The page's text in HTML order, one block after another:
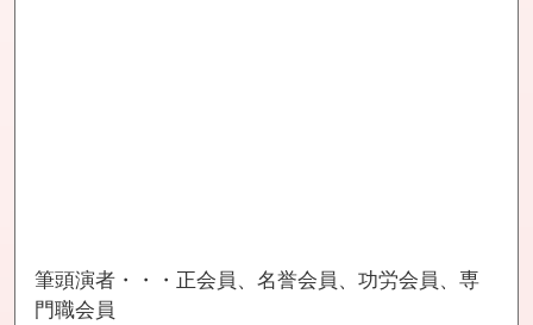
筆頭演者・・・正会員、名誉会員、功労会員、専
門職会員